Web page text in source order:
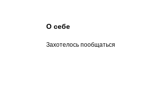
О себе
Захотелось пообщаться